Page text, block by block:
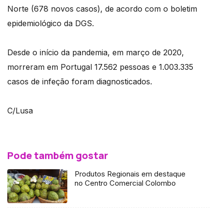
Norte (678 novos casos), de acordo com o boletim
epidemiológico da DGS.
Desde o início da pandemia, em março de 2020,
morreram em Portugal 17.562 pessoas e 1.003.335
casos de infeção foram diagnosticados.
C/Lusa
Pode também gostar
Produtos Regionais em destaque
no Centro Comercial Colombo